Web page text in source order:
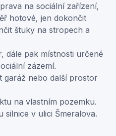
na sociální zařízení,
hotové, jen dokončit
štuky na stropech a
dále pak místnosti určené
zázemí.
garáž nebo další prostor
na vlastním pozemku.
silnice v ulici Šmeralova.